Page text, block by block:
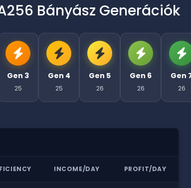
Bányász Generációk
Gen 3
25
Gen 4
25
Gen 5
26
Gen 6
26
Gen
26
INCOME/DAY PROFIT/DAY